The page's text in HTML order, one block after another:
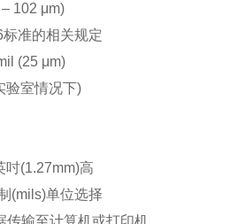
102 μm)
准的相关规定
(25 μm)
验室情况下)
(1.27mm)高
(mils)单位选择
传输至计算机或打印机